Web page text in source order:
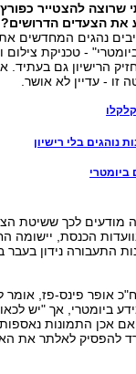
להצטייר
את הצעדים
2006, מחויבים נהגים
- טכניקת
הרישיון גם
זו - עדיין לא אושר.
נוהגים בלי רישיון
לכך ששיטת
הכנסת, יישומה
התעבורה נידון בעבר
ביומטרי, אך "יש
אכן התמונות נאספות
להפסיק לאלתר את